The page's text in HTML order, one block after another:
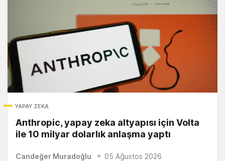
YAPAY ZEKA
Anthropic, yapay zeka altyapısı için Volta
ile 10 milyar dolarlık anlaşma yaptı
Candeğer Muradoğlu 05 Ağustos 2026